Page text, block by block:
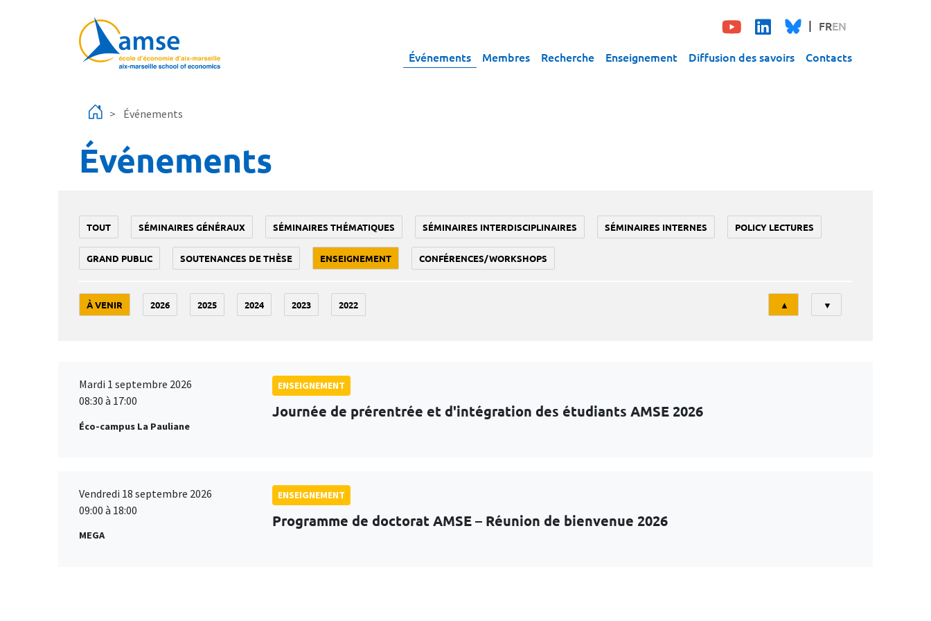
FREN
Événements Membres Recherche Enseignement Diffusion des savoirs Contacts
Événements
Événements
TOUT SÉMINAIRES GÉNÉRAUX SÉMINAIRES THÉMATIQUES SÉMINAIRES INTERDISCIPLINAIRES SÉMINAIRES INTERNES POLICY LECTURES
GRAND PUBLIC SOUTENANCES DE THÈSE ENSEIGNEMENT CONFÉRENCES/WORKSHOPS
À VENIR 2026 2025 2024 2023 2022
Tri
▲ ▼
Mardi 1 septembre 2026
08:30 à 17:00
Éco-campus La Pauliane
ENSEIGNEMENT
Journée de prérentrée et d'intégration des étudiants AMSE 2026
Vendredi 18 septembre 2026
09:00 à 18:00
MEGA
ENSEIGNEMENT
Programme de doctorat AMSE – Réunion de bienvenue 2026